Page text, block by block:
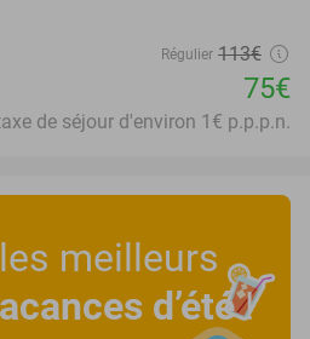
Régulier 113€
75€
de séjour d'environ 1€ p.p.p.n.
meilleurs
d’été!